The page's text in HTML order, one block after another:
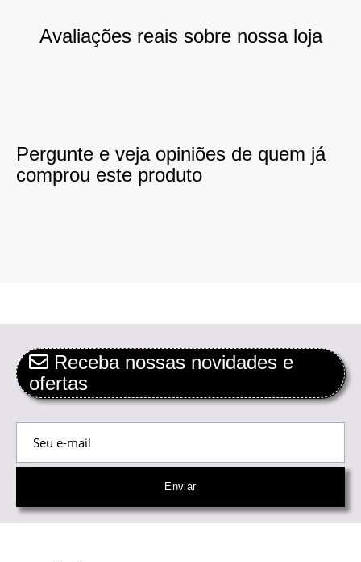
Avaliações reais sobre nossa loja
Pergunte e veja opiniões de quem já
comprou este produto
Receba nossas novidades e
ofertas